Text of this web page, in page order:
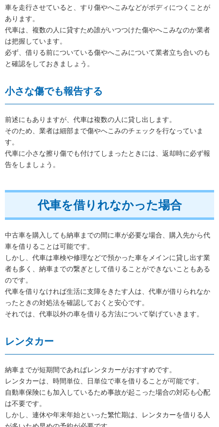
車を走行させていると、すり傷やへこみなどがボディにつくことが
あります。
代車は、複数の人に貸すため誰がいつつけた傷やへこみなのか業者
は把握しています。
必ず、借りる前についている傷やへこみについて業者立ち合いのも
と確認をしておきましょう。
小さな傷でも報告する
前述にもありますが、代車は複数の人に貸し出します。
そのため、業者は細部まで傷やへこみのチェックを行なっていま
す。
代車に小さな擦り傷でも付けてしまったときには、返却時に必ず報
告をしましょう。
代車を借りれなかった場合
中古車を購入しても納車までの間に車が必要な場合、購入先から代
車を借りることは可能です。
しかし、代車は車検や修理などで預かった車をメインに貸し出す業
者も多く、納車までの繋ぎとして借りることができないこともある
のです。
代車を借りなければ生活に支障をきたす人は、代車が借りられなか
ったときの対処法を確認しておくと安心です。
それでは、代車以外の車を借りる方法について挙げていきます。
レンタカー
納車までが短期間であればレンタカーがおすすめです。
レンタカーは、時間単位、日単位で車を借りることが可能です。
自動車保険にも加入しているため事故が起こった場合の対応も心配
は不要です。
しかし、連休や年末年始といった繁忙期は、レンタカーを借りる人